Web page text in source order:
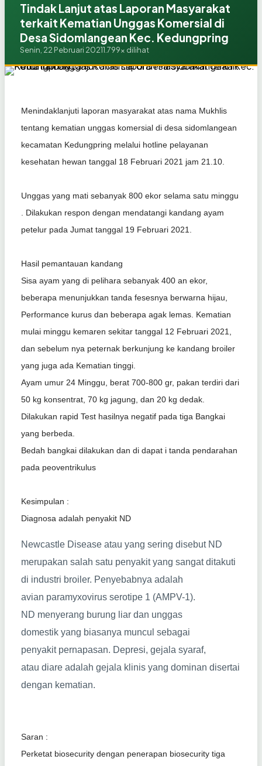
Tindak Lanjut atas Laporan Masyarakat
terkait Kematian Unggas Komersial di
Desa Sidomlangean Kec. Kedungpring
Senin, 22 Pebruari 20211.799x dilihat
Menindaklanjuti laporan masyarakat atas nama Mukhlis
tentang kematian unggas komersial di desa sidomlangean
kecamatan Kedungpring melalui hotline pelayanan
kesehatan hewan tanggal 18 Februari 2021 jam 21.10.
Unggas yang mati sebanyak 800 ekor selama satu minggu
. Dilakukan respon dengan mendatangi kandang ayam
petelur pada Jumat tanggal 19 Februari 2021.
Hasil pemantauan kandang
Sisa ayam yang di pelihara sebanyak 400 an ekor,
beberapa menunjukkan tanda fesesnya berwarna hijau,
Performance kurus dan beberapa agak lemas. Kematian
mulai minggu kemaren sekitar tanggal 12 Februari 2021,
dan sebelum nya peternak berkunjung ke kandang broiler
yang juga ada Kematian tinggi.
Ayam umur 24 Minggu, berat 700-800 gr, pakan terdiri dari
50 kg konsentrat, 70 kg jagung, dan 20 kg dedak.
Dilakukan rapid Test hasilnya negatif pada tiga Bangkai
yang berbeda.
Bedah bangkai dilakukan dan di dapat i tanda pendarahan
pada peoventrikulus
Kesimpulan :
Diagnosa adalah penyakit ND
Newcastle Disease atau yang sering disebut ND
merupakan salah satu penyakit yang sangat ditakuti
di industri broiler. Penyebabnya adalah
avian paramyxovirus serotipe 1 (AMPV-1).
ND menyerang burung liar dan unggas
domestik yang biasanya muncul sebagai
penyakit pernapasan. Depresi, gejala syaraf,
atau diare adalah gejala klinis yang dominan disertai
dengan kematian.
Saran :
Perketat biosecurity dengan penerapan biosecurity tiga